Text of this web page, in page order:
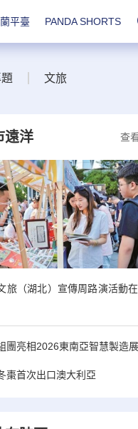
平臺 PANDA SHORTS
文旅
查
遠洋
旅（湖北）宣傳周路演活動
團亮相2026東南亞智慧製造展
棗首次出口澳大利亞